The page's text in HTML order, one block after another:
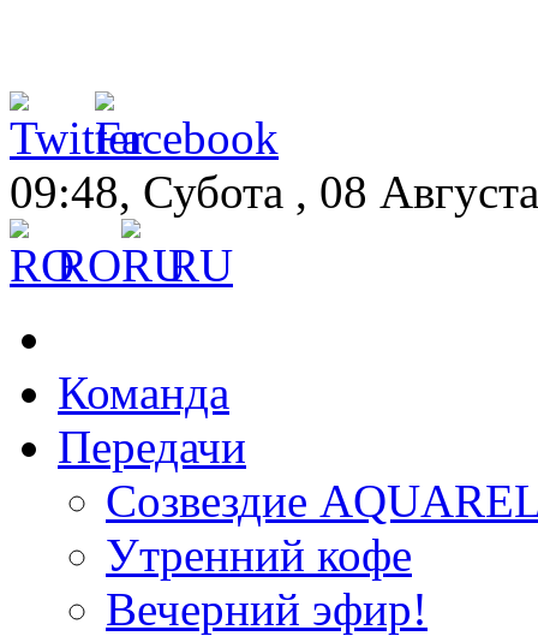
09:48, Субота , 08
RO
RU
Команда
Передачи
Созвездие
Утренний кофе
Вечерний эфир!